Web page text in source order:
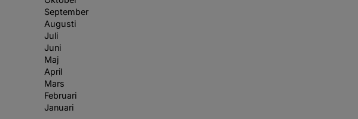
September
Augusti
Juli
Juni
Maj
April
Mars
Februari
Januari